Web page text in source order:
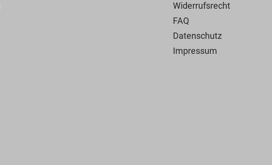
Widerrufsrecht
FAQ
Datenschutz
Impressum